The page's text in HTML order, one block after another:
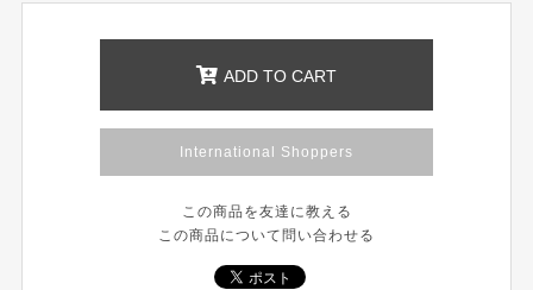
ADD TO CART
International Shoppers
この商品を友達に教える
この商品について問い合わせる